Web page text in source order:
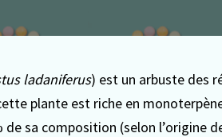
ladaniferus) est un arbuste des
plante est riche en
de sa composition (selon l’origine